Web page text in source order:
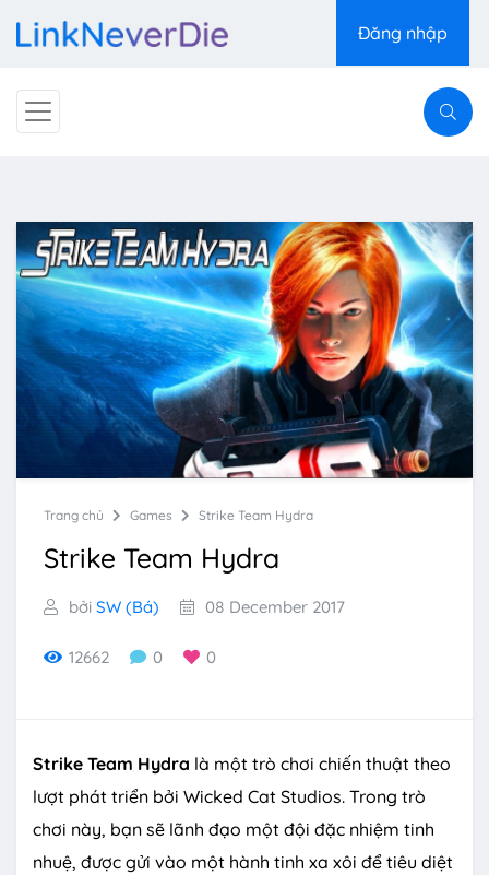
Đăng nhập
Trang chủ Games Strike Team Hydra
Strike Team Hydra
bởi SW (Bá) 08 December 2017
12662 0 0
Strike Team Hydra là một trò chơi chiến thuật theo
lượt phát triển bởi Wicked Cat Studios. Trong trò
chơi này, bạn sẽ lãnh đạo một đội đặc nhiệm tinh
nhuệ, được gửi vào một hành tinh xa xôi để tiêu diệt